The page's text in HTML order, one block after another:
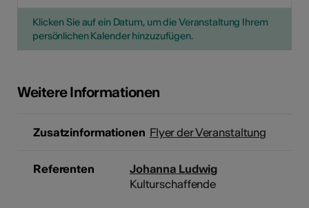
Klicken Sie auf ein Datum, um die Veranstaltung Ihrem
persönlichen Kalender hinzuzufügen.
Weitere Informationen
Zusatzinformationen Flyer der Veranstaltung
Referenten
Johanna Ludwig
Kulturschaffende